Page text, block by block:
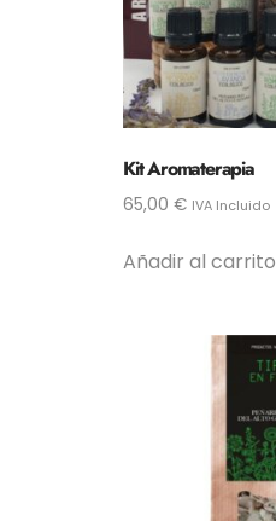
Kit Aromaterapia
65,00 € IVA Incluido
Añadir al carrito